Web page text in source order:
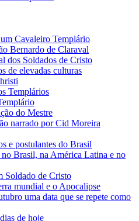
Cavaleiro Templário
Bernardo de Claraval
dos Soldados de Cristo
de elevadas culturas
Templários
do Mestre
narrado por Cid Moreira
e postulantes do Brasil
Brasil, na América Latina e no
Soldado de Cristo
mundial e o Apocalipse
uma data que se repete como
de hoje